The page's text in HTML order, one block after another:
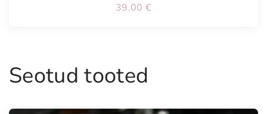
39,00 €
Seotud tooted